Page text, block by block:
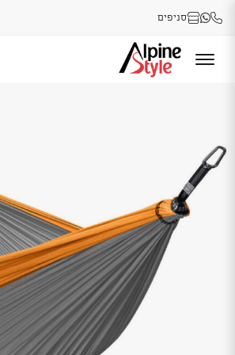
סניפים